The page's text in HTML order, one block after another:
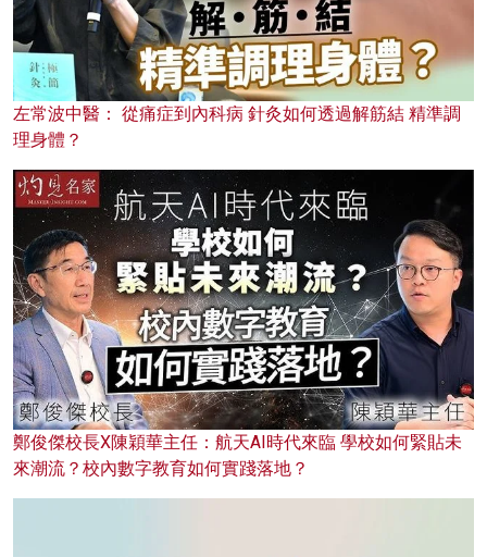
左常波中醫： 從痛症到內科病 針灸如何透過解筋結 精準調
理身體？
鄭俊傑校長X陳穎華主任：航天AI時代來臨 學校如何緊貼未
來潮流？校內數字教育如何實踐落地？